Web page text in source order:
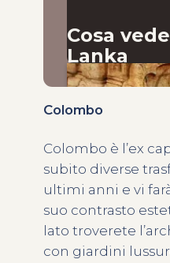
Cosa
Lanka
Colombo
Colombo è l’ex
subito diverse
ultimi anni e vi
suo contrasto
lato troverete
con giardini